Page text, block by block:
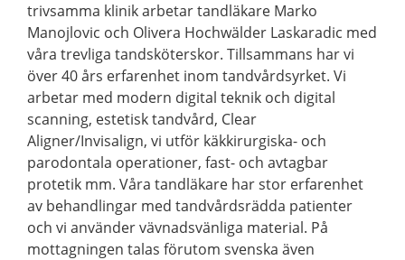
trivsamma klinik arbetar tandläkare Marko
Manojlovic och Olivera Hochwälder Laskaradic med
våra trevliga tandsköterskor. Tillsammans har vi
över 40 års erfarenhet inom tandvårdsyrket. Vi
arbetar med modern digital teknik och digital
scanning, estetisk tandvård, Clear
Aligner/Invisalign, vi utför käkkirurgiska- och
parodontala operationer, fast- och avtagbar
protetik mm. Våra tandläkare har stor erfarenhet
av behandlingar med tandvårdsrädda patienter
och vi använder vävnadsvänliga material. På
mottagningen talas förutom svenska även